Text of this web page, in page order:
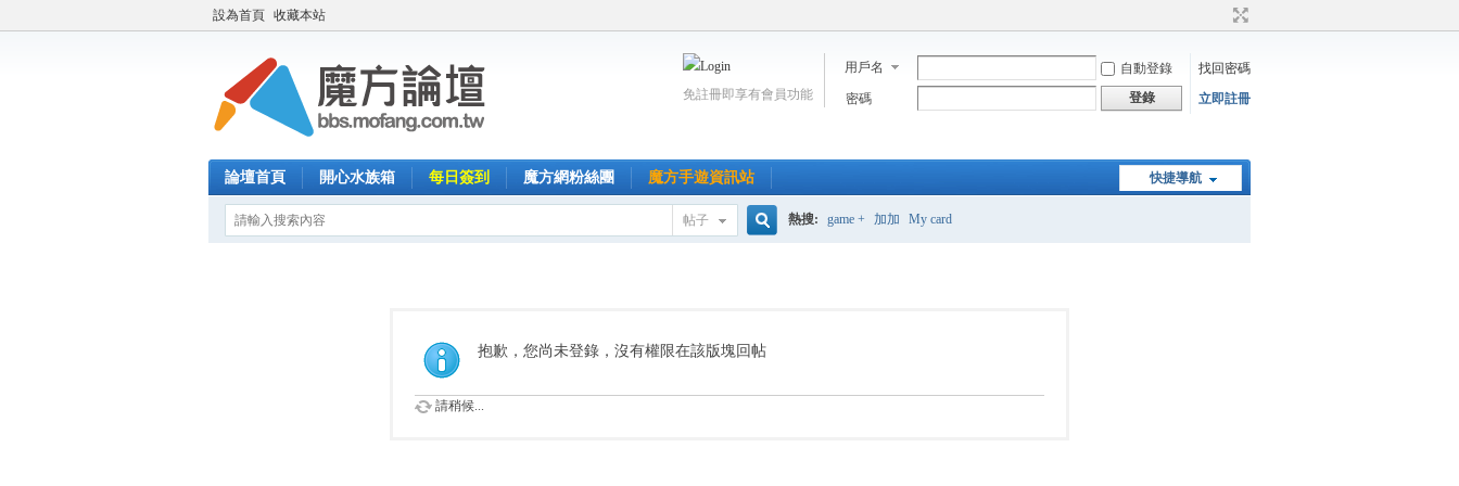
設為首頁 收藏本站
用戶名 自動登錄
找回密碼
密碼
登錄 立即註冊
免註冊即享有會員功能
快捷導航
論壇首頁 開心水族箱 每日簽到 魔方網粉絲團 魔方手遊資訊站
帖子
索
熱搜: game + 加加 My card
抱歉，您尚未登錄，沒有權限在該版塊回帖
請稍候...